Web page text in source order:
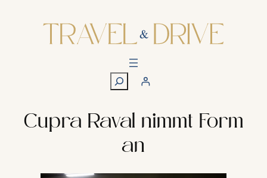
u
h
e
Cupra Raval nimmt Form
an